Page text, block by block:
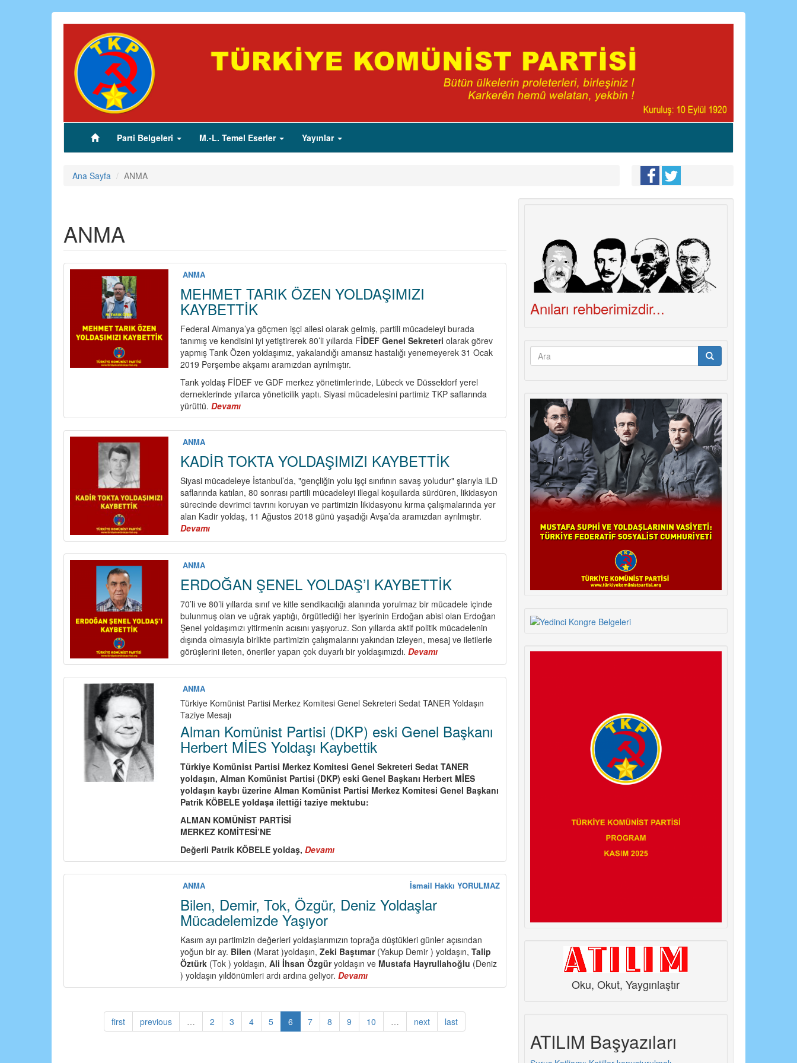
(current)Parti Belgeleri M.-L. Temel Eserler Yayınlar
Ana Sayfa ANMA
ANMA
ANMA
MEHMET TARIK ÖZEN YOLDAŞIMIZI
KAYBETTİK
Federal Almanya’ya göçmen işçi ailesi olarak gelmiş, partili mücadeleyi burada
tanımış ve kendisini iyi yetiştirerek 80’li yıllarda FİDEF Genel Sekreteri olarak görev
yapmış Tarık Özen yoldaşımız, yakalandığı amansız hastalığı yenemeyerek 31 Ocak
2019 Perşembe akşamı aramızdan ayrılmıştır.
Tarık yoldaş FİDEF ve GDF merkez yönetimlerinde, Lübeck ve Düsseldorf yerel
derneklerinde yıllarca yöneticilik yaptı. Siyasi mücadelesini partimiz TKP saflarında
yürüttü.Devamı
MEHMET
TARIK
KAYBETTİK
ANMA
KADİR TOKTA YOLDAŞIMIZI KAYBETTİK
Siyasi mücadeleye İstanbul’da, "gençliğin yolu işçi sınıfının savaş yoludur" şiarıyla iLD
saflarında katılan, 80 sonrası partili mücadeleyi illegal koşullarda sürdüren, likidasyon
sürecinde devrimci tavrını koruyan ve partimizin likidasyonu kırma çalışmalarında yer
alan Kadir yoldaş, 11 Ağustos 2018 günü yaşadığı Avşa’da aramızdan ayrılmıştır.
Devamı
KADİR
TOKTA
KAYBETTİK
ANMA
ERDOĞAN ŞENEL YOLDAŞ’I KAYBETTİK
70’li ve 80’li yıllarda sınıf ve kitle sendikacılığı alanında yorulmaz bir mücadele içinde
bulunmuş olan ve uğrak yaptığı, örgütlediği her işyerinin Erdoğan abisi olan Erdoğan
Şenel yoldaşımızı yitirmenin acısını yaşıyoruz. Son yıllarda aktif politik mücadelenin
dışında olmasıyla birlikte partimizin çalışmalarını yakından izleyen, mesaj ve iletilerle
görüşlerini ileten, öneriler yapan çok duyarlı bir yoldaşımızdı.Devamı
ERDOĞAN
ŞENEL
KAYBETTİK
ANMA
Türkiye Komünist Partisi Merkez Komitesi Genel Sekreteri Sedat TANER Yoldaşın
Taziye Mesajı
Alman Komünist Partisi (DKP) eski Genel Başkanı
Herbert MİES Yoldaşı Kaybettik
Türkiye Komünist Partisi Merkez Komitesi Genel Sekreteri Sedat TANER
yoldaşın, Alman Komünist Partisi (DKP) eski Genel Başkanı Herbert MİES
yoldaşın kaybı üzerine Alman Komünist Partisi Merkez Komitesi Genel Başkanı
Patrik KÖBELE yoldaşa ilettiği taziye mektubu:
ALMAN KOMÜNİST PARTİSİ
MERKEZ KOMİTESİ’NE
Değerli Patrik KÖBELE yoldaş, Devamı
Alman
Komünist
(DKP)
eski
Herbert
MİES
Yoldaşı
Kaybettik
ANMA İsmail Hakkı YORULMAZ
Bilen, Demir, Tok, Özgür, Deniz Yoldaşlar
Mücadelemizde Yaşıyor
Kasım ayı partimizin değerleri yoldaşlarımızın toprağa düştükleri günler açısından
yoğun bir ay. Bilen (Marat )yoldaşın,Zeki Baştımar (Yakup Demir ) yoldaşın,Talip
Öztürk (Tok ) yoldaşın,Ali İhsan Özgüryoldaşın ve Mustafa Hayrullahoğlu (Deniz
) yoldaşın yıldönümleri ardı ardına geliyor.Devamı
Bilen,
Tok,
Özgür,
Deniz
first previous … 2 3 4 5 6 7 8 9 10 … next last
Anıları rehberimizdir...
Arama
Oku, Okut, Yaygınlaştır
ATILIM Başyazıları